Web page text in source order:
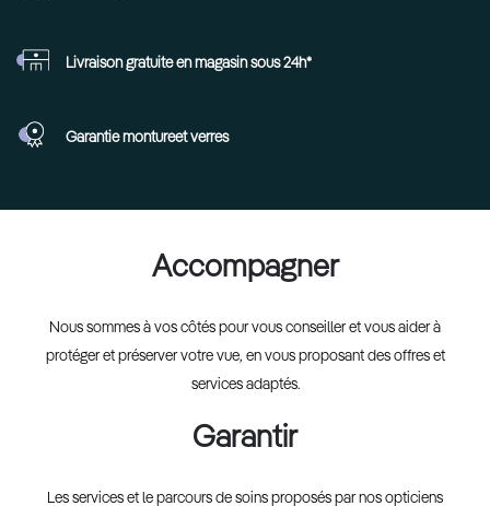
Livraison gratuite en magasin sous 24h*
Garantie montureet verres
Accompagner
Nous sommes à vos côtés pour vous conseiller et vous aider à
protéger et préserver votre vue, en vous proposant des offres et
services adaptés.
Garantir
Les services et le parcours de soins proposés par nos opticiens